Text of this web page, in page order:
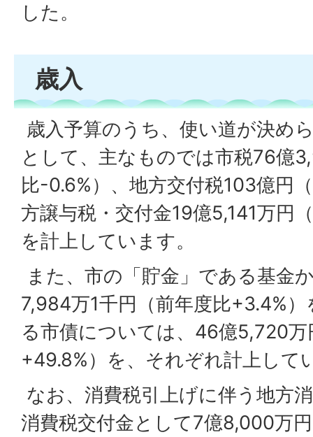
した。
歳入
歳入予算のうち、使い道が決め
として、主なものでは市税76億
比-0.6%）、地方交付税103億円
方譲与税・交付金19億5,141万円
を計上しています。
また、市の「貯金」である基金
7,984万1千円（前年度比+3.4%
る市債については、46億5,720万
+49.8%）を、それぞれ計上して
なお、消費税引上げに伴う地方
消費税交付金として7億8,000万